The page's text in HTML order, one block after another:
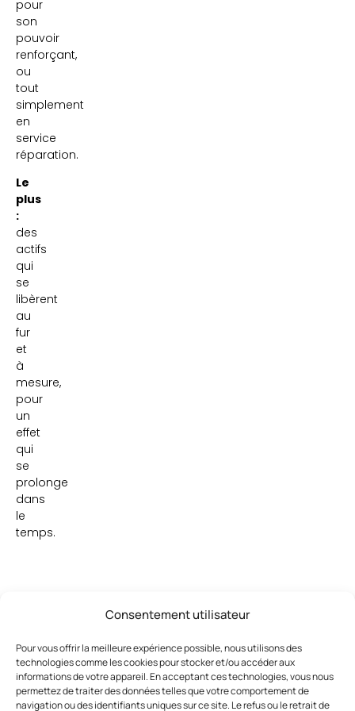
Consentement utilisateur
Pour vous offrir la meilleure expérience possible, nous utilisons des
technologies comme les cookies pour stocker et/ou accéder aux
informations de votre appareil. En acceptant ces technologies, vous nous
permettez de traiter des données telles que votre comportement de
navigation ou des identifiants uniques sur ce site. Le refus ou le retrait de
pour
son
pouvoir
renforçant,
ou
tout
simplement
en
service
réparation.
Le
plus
:
des
actifs
qui
se
libèrent
au
fur
et
à
mesure,
pour
un
effet
qui
se
prolonge
dans
le
temps.
Ces articles pourraient vous
intéresser
Voir
tout